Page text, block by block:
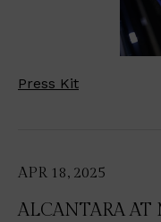
Press Kit
APR 18, 2025
ALCANTARA